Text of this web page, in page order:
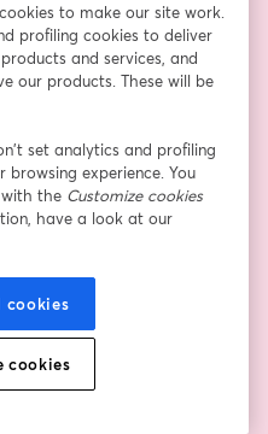
para 2024: Desde
y
la dinámica del
MarTech: Aprende a
en tus
con éxito
to make our site work.
profiling cookies to deliver
and services, and
our products. These will be
set analytics and profiling
browsing experience. You
the Customize cookies
have a look at our
cookies
cookies